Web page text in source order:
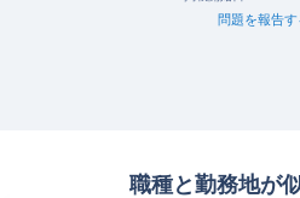
問題を報告す
職種と勤務地が